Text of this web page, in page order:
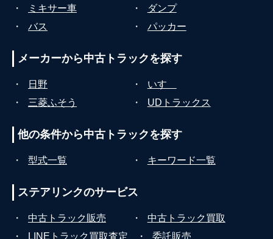
・
ミキサー車 ・
ダンプ
・
バス ・ パッカー
メーカーから中古トラックを探す
・ 日野 ・
いすゞ
・
三菱ふそう ・ UDトラックス
他の条件から中古トラックを探す
・ 型式一覧 ・ キーワード一覧
ステアリンクのサービス
・ 中古トラック販売 ・
中古トラック買取
・
LINEトラック買取査定 ・ 委託販売